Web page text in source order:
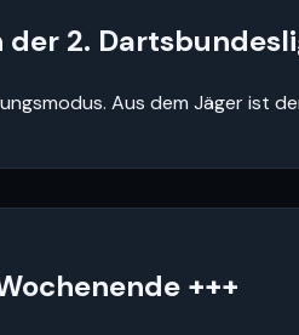
der 2.
Aus dem Jäger ist
+++